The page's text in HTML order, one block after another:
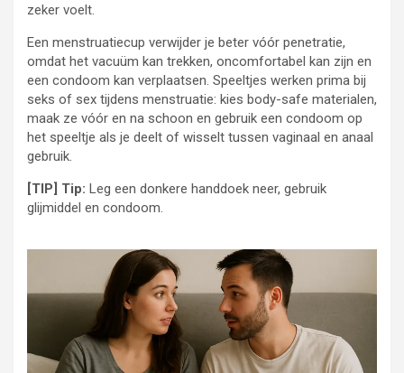
zeker voelt.
Een menstruatiecup verwijder je beter vóór penetratie,
omdat het vacuüm kan trekken, oncomfortabel kan zijn en
een condoom kan verplaatsen. Speeltjes werken prima bij
seks of sex tijdens menstruatie: kies body-safe materialen,
maak ze vóór en na schoon en gebruik een condoom op
het speeltje als je deelt of wisselt tussen vaginaal en anaal
gebruik.
[TIP] Tip: Leg een donkere handdoek neer, gebruik
glijmiddel en condoom.